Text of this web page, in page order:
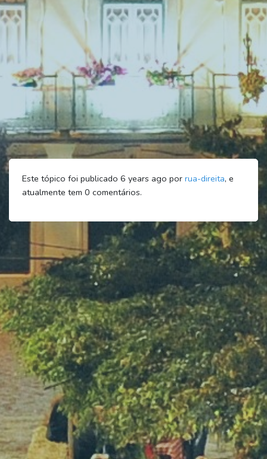
Este tópico foi publicado 6 years ago por rua-direita, e
atualmente tem 0 comentários.